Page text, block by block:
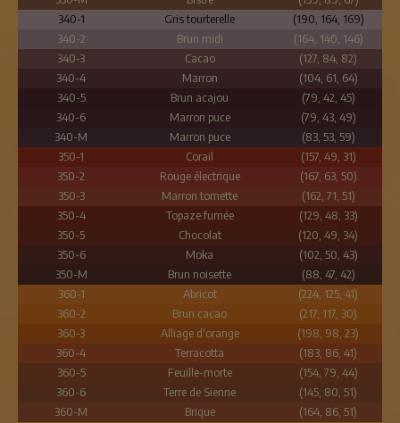
340-1
Gris tourterelle
(190, 164, 169)
340-2
Brun midi
(164, 140, 146)
340-3
Cacao
(127, 84, 82)
340-4
Marron
(104, 61, 64)
340-5
Brun acajou
(79, 42, 45)
340-6
Marron puce
(79, 43, 49)
340-M
Marron puce
(83, 53, 59)
350-1
Corail
(157, 49, 31)
350-2
Rouge électrique
(167, 63, 50)
350-3
Marron tomette
(162, 71, 51)
350-4
Topaze fumée
(129, 48, 33)
350-5
Chocolat
(120, 49, 34)
350-6
Moka
(102, 50, 43)
350-M
Brun noisette
(88, 47, 42)
360-1
Abricot
(224, 125, 41)
360-2
Brun cacao
(217, 117, 30)
360-3
Alliage d'orange
(198, 98, 23)
360-4
Terracotta
(183, 86, 41)
360-5
Feuille-morte
(154, 79, 44)
360-6
Terre de Sienne
(145, 80, 51)
360-M
Brique
(164, 86, 51)